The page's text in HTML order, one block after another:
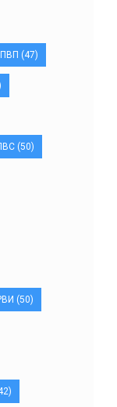
(47)
(50)
(50)